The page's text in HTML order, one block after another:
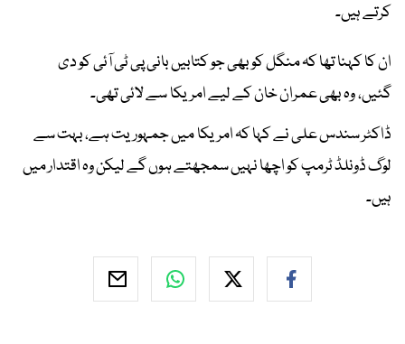
کرتے ہیں۔
ان کا کہنا تھا کہ منگل کو بھی جو کتابیں بانی پی ٹی آئی کو دی
گئیں، وہ بھی عمران خان کے لیے امریکا سے لائی تھی۔
ڈاکٹر سندس علی نے کہا کہ امریکا میں جمہوریت ہے، بہت سے
لوگ ڈونلڈ ٹرمپ کو اچھا نہیں سمجھتے ہوں گے لیکن وہ اقتدار میں
ہیں۔